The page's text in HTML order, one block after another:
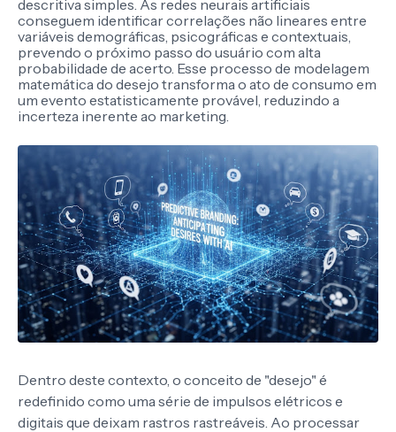
descritiva simples. As redes neurais artificiais
conseguem identificar correlações não lineares entre
variáveis demográficas, psicográficas e contextuais,
prevendo o próximo passo do usuário com alta
probabilidade de acerto. Esse processo de modelagem
matemática do desejo transforma o ato de consumo em
um evento estatisticamente provável, reduzindo a
incerteza inerente ao marketing.
Dentro deste contexto, o conceito de "desejo" é
redefinido como uma série de impulsos elétricos e
digitais que deixam rastros rastreáveis. Ao processar